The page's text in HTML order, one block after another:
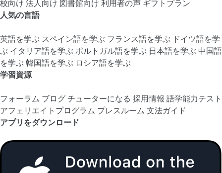
校向け 法人向け 図書館向け 利用者の声 ギフトプラン
人気の言語
英語を学ぶ スペイン語を学ぶ フランス語を学ぶ ドイツ語を学
ぶ イタリア語を学ぶ ポルトガル語を学ぶ 日本語を学ぶ 中国語
を学ぶ 韓国語を学ぶ ロシア語を学ぶ
学習資源
フォーラム ブログチューターになる 採用情報 語学能力テスト
アフェリエイトプログラム プレスルーム 文法ガイド
アプリをダウンロード